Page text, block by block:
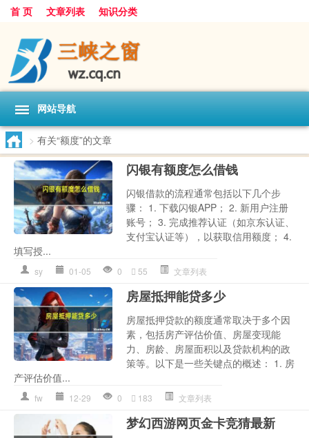
首 页 文章列表 知识分类
网站导航
> 有关“额度”的文章
闪银有额度怎么借钱
闪银借款的流程通常包括以下几个步
骤： 1. 下载闪银APP； 2. 新用户注册
账号； 3. 完成推荐认证（如京东认证、
支付宝认证等），以获取信用额度； 4.
填写授...
sy 01-05 0 55 文章列表
房屋抵押能贷多少
房屋抵押贷款的额度通常取决于多个因
素，包括房产评估价值、房屋变现能
力、房龄、房屋面积以及贷款机构的政
策等。以下是一些关键点的概述： 1. 房
产评估价值...
fw 12-29 0 183 文章列表
梦幻西游网页金卡竞猜最新